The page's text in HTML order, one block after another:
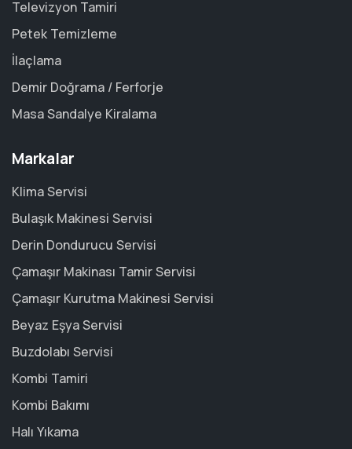
Televizyon Tamiri
Petek Temizleme
İlaçlama
Demir Doğrama / Ferforje
Masa Sandalye Kiralama
Markalar
Klima Servisi
Bulaşık Makinesi Servisi
Derin Dondurucu Servisi
Çamaşır Makinası Tamir Servisi
Çamaşır Kurutma Makinesi Servisi
Beyaz Eşya Servisi
Buzdolabı Servisi
Kombi Tamiri
Kombi Bakımı
Halı Yıkama